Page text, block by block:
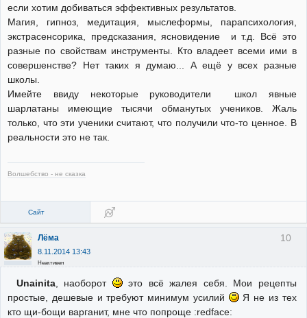
если хотим добиваться эффективных результатов.
Магия, гипноз, медитация, мыслеформы, парапсихология,
экстрасенсорика, предсказания, ясновидение и т.д. Всё это
разные по свойствам инструменты. Кто владеет всеми ими в
совершенстве? Нет таких я думаю... А ещё у всех разные
школы.
Имейте ввиду некоторые руководители школ явные
шарлатаны имеющие тысячи обманутых учеников. Жаль
только, что эти ученики считают, что получили что-то ценное. В
реальности это не так.
Волшебство - не сказка
Сайт
10
Лёма
8.11.2014 13:43
Неактивен
Unainita, наоборот
это всё жалея себя. Мои рецепты
простые, дешевые и требуют минимум усилий
Я не из тех
кто щи-бощи варганит, мне что попроще :redface: